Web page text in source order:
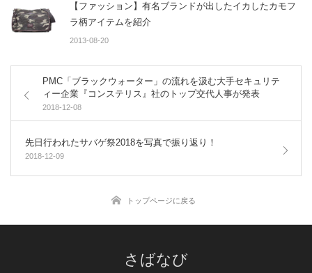
【ファッション】有名ブランドが出したイカしたカモフ
ラ柄アイテムを紹介
2013-08-20
PMC「ブラックウォーター」の流れを汲む大手セキュリテ
ィー企業『コンステリス』社のトップ交代人事が発表
2018-12-08
先日行われたサバゲ祭2018を写真で振り返り！
2018-12-09
トップページに戻る